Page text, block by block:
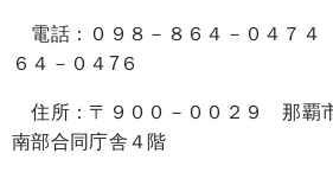
電話：０９８－８６４－０４７
６４－０４7６
住所：〒９００－００２９ 那覇
南部合同庁舎４階